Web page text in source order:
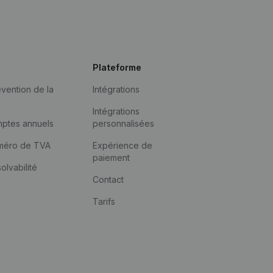
de la
annuels
de TVA
Plateforme
Intégrations
Intégrations
personnalisées
Expérience de
paiement
Contact
Tarifs